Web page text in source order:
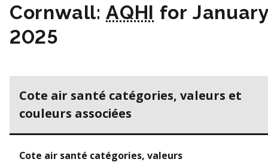
Cornwall:AQHI for
2025
Cote air santé catégories, valeurs et
couleurs associées
Cote air santé catégories, valeurs